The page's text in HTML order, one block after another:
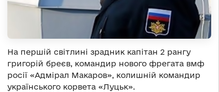
На першій світлині зрадник капітан 2 рангу
григорій бреєв, командир нового фрегата вмф
росії «Адмірал Макаров», колишній командир
українського корвета «Луцьк».